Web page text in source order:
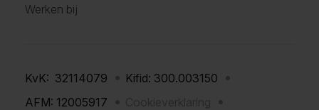
Werken bij
KvK: 32114079
Kifid: 300.003150
AFM: 12005917